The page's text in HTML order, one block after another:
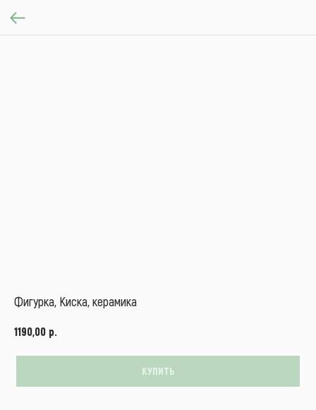
Фигурка, Киска, керамика
1190,00 р.
КУПИТЬ